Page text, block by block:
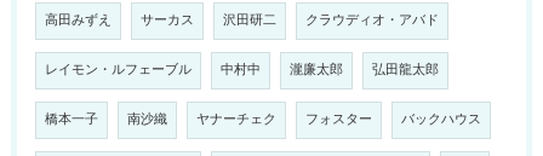
高田みずえ サーカス 沢田研二 クラウディオ・アバド
レイモン・ルフェーブル 中村中 瀧廉太郎 弘田龍太郎
橋本一子 南沙織 ヤナーチェク フォスター バックハウス